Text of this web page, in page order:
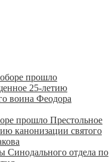
прошло Престольное
канонизации святого